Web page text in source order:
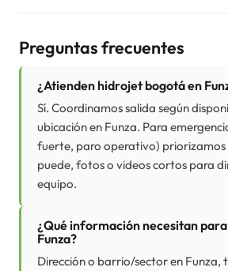
Preguntas frecuentes
¿Atienden hidrojet bogotá en
Sí. Coordinamos salida según
ubicación en Funza. Para
fuerte, paro operativo) priorizamos
puede, fotos o videos cortos para
equipo.
¿Qué información necesitan
Funza?
Dirección o barrio/sector en Funza,